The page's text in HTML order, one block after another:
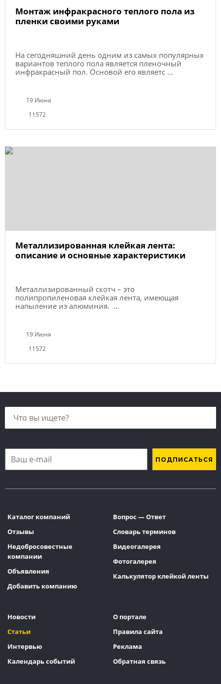
Монтаж инфракрасного теплого пола из
пленки своими руками
На сегодняшний день одним из самых популярных
вариантов теплого пола является пленочный
инфракрасный пол. Основой его являетс ...
19 Июня
11572
Металлизированная клейкая лента:
описание и основные характеристики
Металлизированный скотч – это
полипропиленовая клейкая лента, имеющая
напыление из алюминия. ...
19 Июня
11572
Каталог компаний
Отзывы
Недобросовестные
компании
Объявления
Добавить компанию
Вопрос — Ответ
Словарь терминов
Видеогалерея
Фотогалерея
Калькулятор клейкой ленты
Новости
Статьи
Интервью
Календарь событий
О портале
Правила сайта
Реклама
Обратная связь